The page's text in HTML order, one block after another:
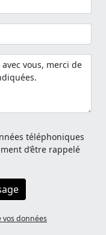
téléphoniques
d’être rappelé
données